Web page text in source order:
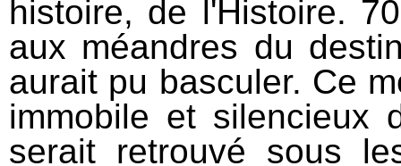
histoire, de l'Histoire.
aux méandres du
aurait pu basculer. Ce
immobile et silencieux
serait retrouvé sous